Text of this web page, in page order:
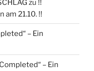
zu !!
21.10. !!
– Ein
– Ein